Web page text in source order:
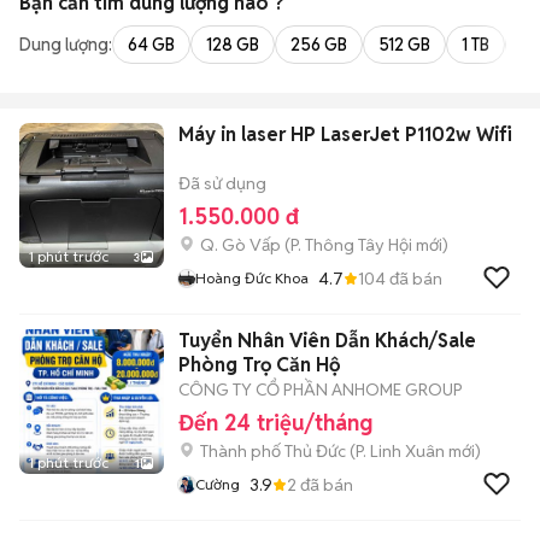
Dung lượng: 64 GB 128 GB 256 GB 512 GB 1 TB
1 phút trước 3
Máy in laser HP LaserJet P1102w Wifi
Đã sử dụng
1.550.000 đ
Q. Gò Vấp (P. Thông Tây Hội mới)
Hoàng Đức Khoa 4.7 104đã bán
1 phút trước 1
Tuyển Nhân Viên Dẫn Khách/Sale
Phòng Trọ Căn Hộ
CÔNG TY CỔ PHẦN ANHOME GROUP
Đến 24 triệu/tháng
Thành phố Thủ Đức (P. Linh Xuân mới)
Cường 3.9 2 đã bán